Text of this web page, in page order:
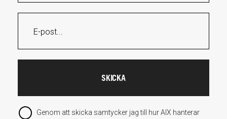
Genom att skicka samtycker jag till hur AIX hanterar